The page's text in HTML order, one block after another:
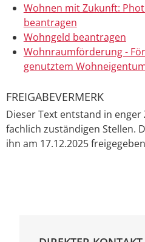
Wohnen mit Zukunft:
beantragen
Wohngeld beantragen
Wohnraumförderung -
genutztem
FREIGABEVERMERK
Dieser Text entstand in
fachlich zuständigen Stellen.
ihn am 17.12.2025